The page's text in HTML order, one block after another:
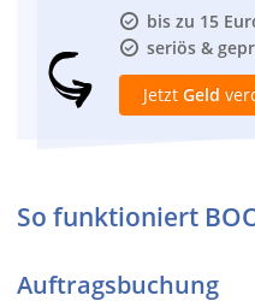
bis zu 15
seriös &
Jetzt Geld
So funktioniert
Auftragsbuchung